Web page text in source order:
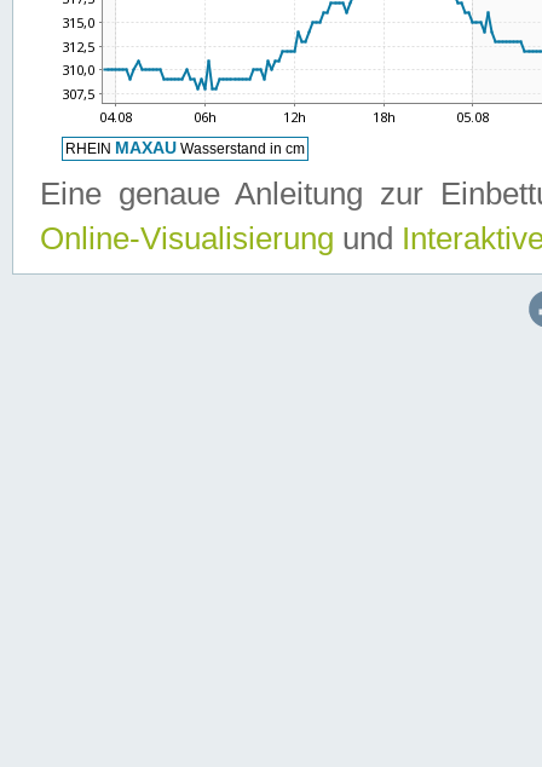
Eine genaue Anleitung zur
Online-Visualisierung und